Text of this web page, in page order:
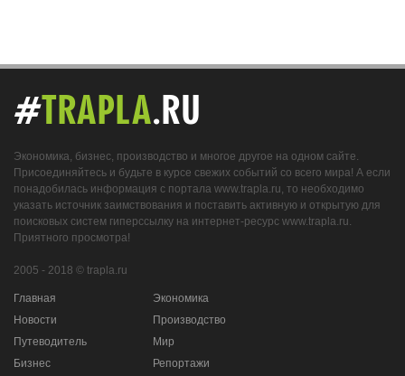
#TRAPLA.RU
Экономика, бизнес, производство и многое другое на одном сайте.
Присоединяйтесь и будьте в курсе свежих событий со всего мира! А если
понадобилась информация с портала www.trapla.ru, то необходимо
указать источник заимствования и поставить активную и открытую для
поисковых систем гиперссылку на интернет-ресурс www.trapla.ru.
Приятного просмотра!
2005 - 2018 © trapla.ru
Главная
Новости
Путеводитель
Бизнес
Экономика
Производство
Мир
Репортажи